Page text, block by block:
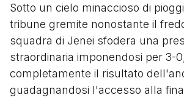
Sotto un cielo minaccioso di
tribune gremite nonostante il
squadra di Jenei sfodera una
straordinaria imponendosi per 3-
completamente il risultato
guadagnandosi l'accesso alla